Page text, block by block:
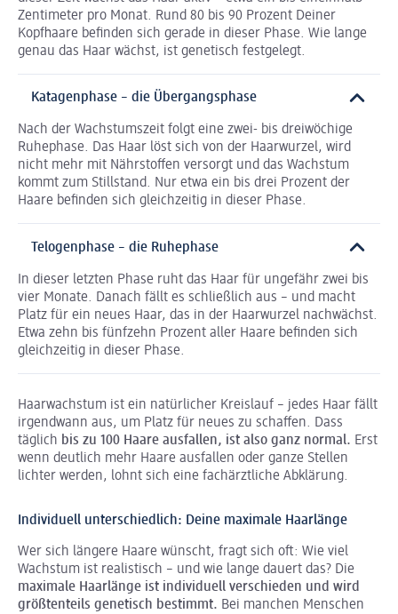
Zentimeter pro Monat. Rund 80 bis 90 Prozent Deiner
Kopfhaare befinden sich gerade in dieser Phase. Wie lange
genau das Haar wächst, ist genetisch festgelegt.
Katagenphase – die Übergangsphase
Nach der Wachstumszeit folgt eine zwei- bis dreiwöchige
Ruhephase. Das Haar löst sich von der Haarwurzel, wird
nicht mehr mit Nährstoffen versorgt und das Wachstum
kommt zum Stillstand. Nur etwa ein bis drei Prozent der
Haare befinden sich gleichzeitig in dieser Phase.
Telogenphase – die Ruhephase
In dieser letzten Phase ruht das Haar für ungefähr zwei bis
vier Monate. Danach fällt es schließlich aus – und macht
Platz für ein neues Haar, das in der Haarwurzel nachwächst.
Etwa zehn bis fünfzehn Prozent aller Haare befinden sich
gleichzeitig in dieser Phase.
Haarwachstum ist ein natürlicher Kreislauf – jedes Haar fällt
irgendwann aus, um Platz für neues zu schaffen. Dass
täglich bis zu 100 Haare ausfallen, ist also ganz normal. Erst
wenn deutlich mehr Haare ausfallen oder ganze Stellen
lichter werden, lohnt sich eine fachärztliche Abklärung.
Individuell unterschiedlich: Deine maximale Haarlänge
Wer sich längere Haare wünscht, fragt sich oft: Wie viel
Wachstum ist realistisch – und wie lange dauert das? Die
maximale Haarlänge ist individuell verschieden und wird
größtenteils genetisch bestimmt. Bei manchen Menschen